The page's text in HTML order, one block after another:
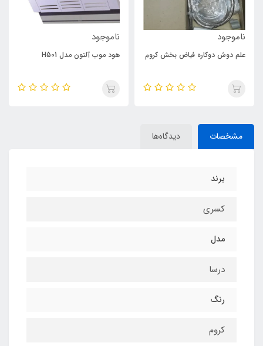
ناموجود
علم دوش دوکاره فیاض بخش کروم
ناموجود
هود موب آلتون مدل H501
مشخصات دیدگاه‌ها
برند
کسری
مدل
درسا
رنگ
کروم